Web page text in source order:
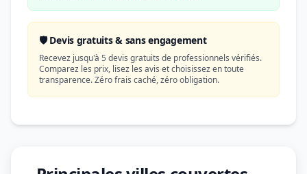
🛡️ Devis gratuits & sans engagement
Recevez jusqu'à 5 devis gratuits de professionnels vérifiés.
Comparez les prix, lisez les avis et choisissez en toute
transparence. Zéro frais caché, zéro obligation.